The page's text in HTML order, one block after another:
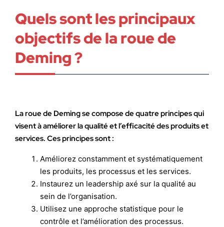
Quels sont les principaux
objectifs de la roue de
Deming ?
La roue de Deming se compose de quatre principes qui
visent à améliorer la qualité et l’efficacité des produits et
services. Ces principes sont :
Améliorez constamment et systématiquement
les produits, les processus et les services.
Instaurez un leadership axé sur la qualité au
sein de l’organisation.
Utilisez une approche statistique pour le
contrôle et l’amélioration des processus.